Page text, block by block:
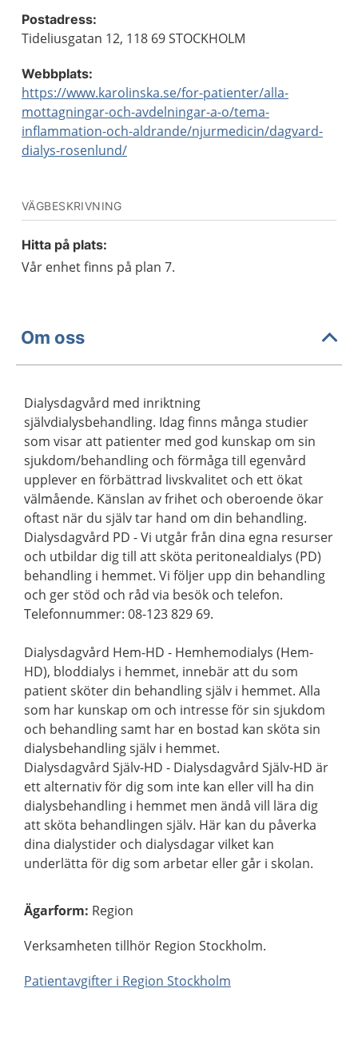
Postadress:
Tideliusgatan 12, 118 69 STOCKHOLM
Webbplats:
https://www.karolinska.se/for-patienter/alla-
mottagningar-och-avdelningar-a-o/tema-
inflammation-och-aldrande/njurmedicin/dagvard-
dialys-rosenlund/
VÄGBESKRIVNING
Hitta på plats:
Vår enhet finns på plan 7.
Om oss
Dialysdagvård med inriktning
självdialysbehandling. Idag finns många studier
som visar att patienter med god kunskap om sin
sjukdom/behandling och förmåga till egenvård
upplever en förbättrad livskvalitet och ett ökat
välmående. Känslan av frihet och oberoende ökar
oftast när du själv tar hand om din behandling.
Dialysdagvård PD - Vi utgår från dina egna resurser
och utbildar dig till att sköta peritonealdialys (PD)
behandling i hemmet. Vi följer upp din behandling
och ger stöd och råd via besök och telefon.
Telefonnummer: 08-123 829 69.
Dialysdagvård Hem-HD - Hemhemodialys (Hem-
HD), bloddialys i hemmet, innebär att du som
patient sköter din behandling själv i hemmet. Alla
som har kunskap om och intresse för sin sjukdom
och behandling samt har en bostad kan sköta sin
dialysbehandling själv i hemmet.
Dialysdagvård Själv-HD - Dialysdagvård Själv-HD är
ett alternativ för dig som inte kan eller vill ha din
dialysbehandling i hemmet men ändå vill lära dig
att sköta behandlingen själv. Här kan du påverka
dina dialystider och dialysdagar vilket kan
underlätta för dig som arbetar eller går i skolan.
Ägarform: Region
Verksamheten tillhör Region Stockholm.
Patientavgifter i Region Stockholm